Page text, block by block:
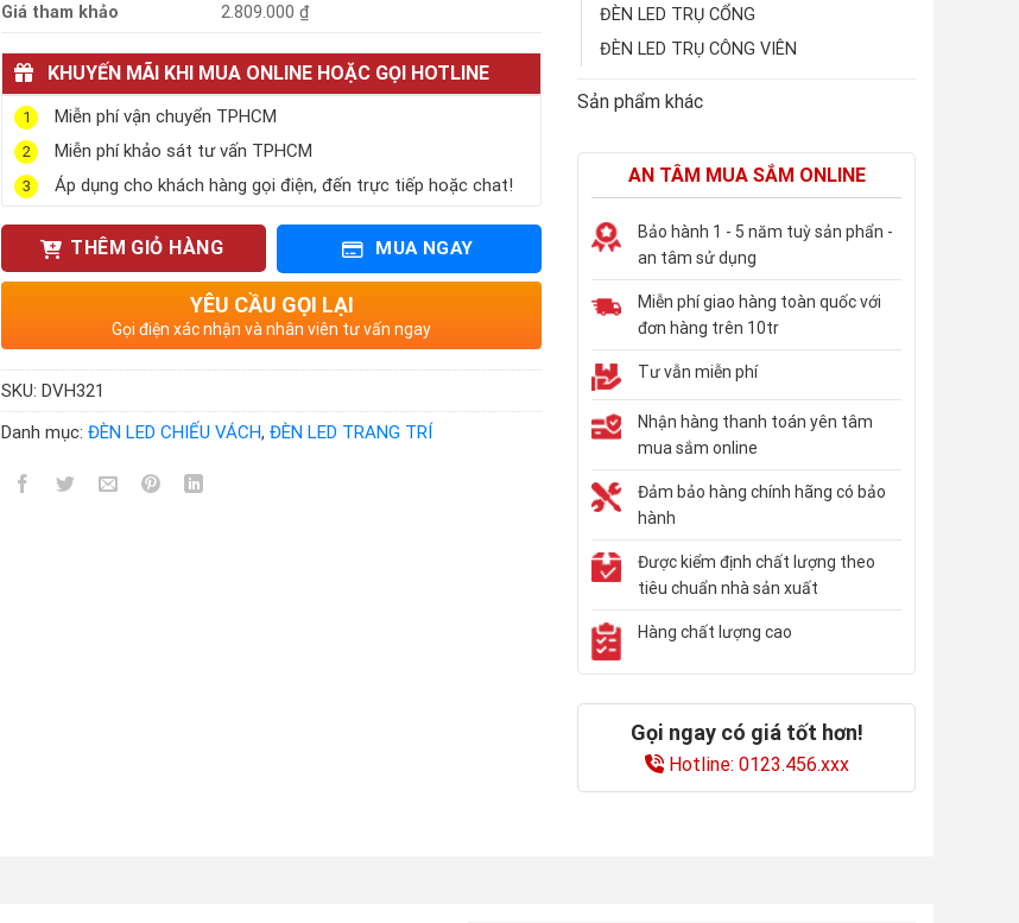
Giá tham khảo
2.809.000 ₫
KHUYẾN MÃI KHI MUA ONLINE HOẶC GỌI HOTLINE
1 Miễn phí vận chuyển TPHCM
2 Miễn phí khảo sát tư vấn TPHCM
3 Áp dụng cho khách hàng gọi điện, đến trực tiếp hoặc chat!
THÊM GIỎ HÀNG MUA NGAY
YÊU CẦU GỌI LẠI
Gọi điện xác nhận và nhân viên tư vấn ngay
SKU: DVH321
Danh mục: ĐÈN LED CHIẾU VÁCH, ĐÈN LED TRANG TRÍ
ĐÈN LED TRỤ CỔNG
ĐÈN LED TRỤ CÔNG VIÊN
Sản phẩm khác
AN TÂM MUA SẮM ONLINE
Bảo hành 1 - 5 năm tuỳ sản phẩn -
an tâm sử dụng
Miễn phí giao hàng toàn quốc với
đơn hàng trên 10tr
Tư vẫn miễn phí
Nhận hàng thanh toán yên tâm
mua sắm online
Đảm bảo hàng chính hãng có bảo
hành
Được kiểm định chất lượng theo
tiêu chuẩn nhà sản xuất
Hàng chất lượng cao
Gọi ngay có giá tốt hơn!
Hotline: 0123.456.xxx